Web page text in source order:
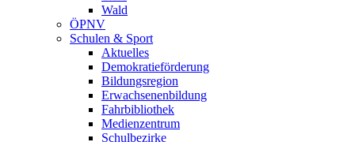
Wald
ÖPNV
Schulen & Sport
Aktuelles
Demokratieförderung
Bildungsregion
Erwachsenenbildung
Fahrbibliothek
Medienzentrum
Schulbezirke